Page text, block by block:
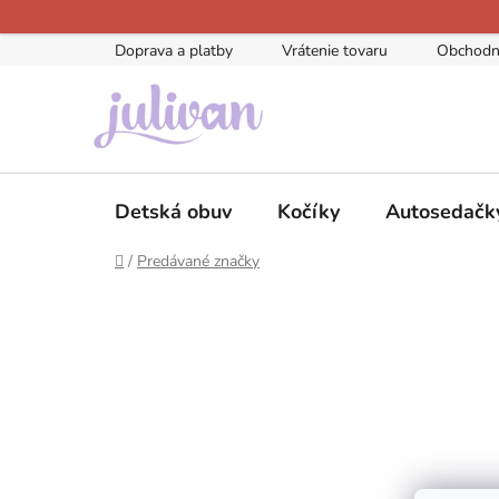
na
Doprava a platby Vrátenie tovaru
Detská obuv Kočíky
Domov
/ Predávané značky